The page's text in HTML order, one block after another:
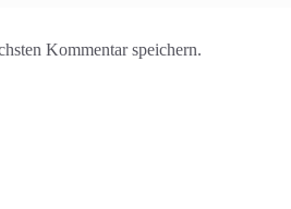
Kommentar speichern.